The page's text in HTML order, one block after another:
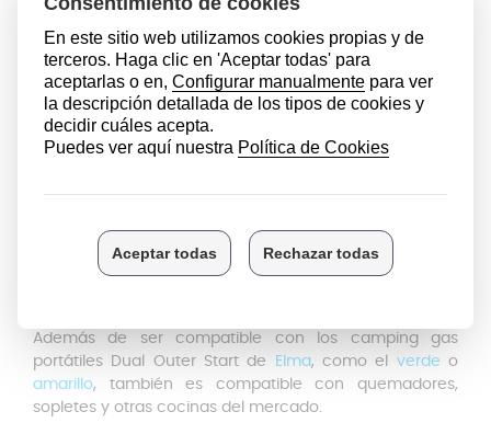
sencillo
Gas contenido: El cartucho contienebutano e
isobutano , lo que lo hace un producto peligroso con
gas inflamable. Por lo que hay que mantenerlo
siempre fuera del alcance de los niños
Cumple con lanormativa europea
cenasin preocuparte por quedarte sin gas. Perfecto
o viajes en autocaravana.
Compatibilidad con cocinas
Además de ser compatible con los camping gas
portátiles Dual Outer Start de
Elma, como el verdeo
amarillo, también es compatible con quemadores,
sopletes y otras cocinas del mercado.